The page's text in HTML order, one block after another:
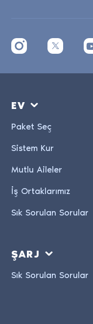
EV
Paket Seç
Sistem Kur
Mutlu Aileler
İş Ortaklarımız
Sık Sorulan Sorular
ŞARJ
Sık Sorulan Sorular